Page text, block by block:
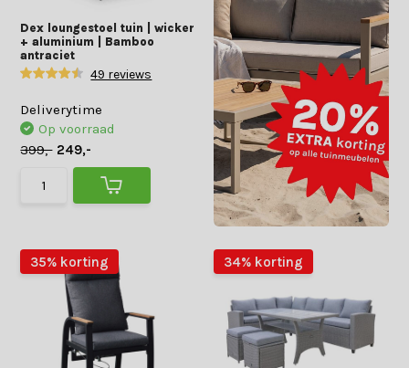
Dex loungestoel tuin | wicker
+ aluminium | Bamboo
antraciet
49 reviews
Deliverytime
Op voorraad
399,- 249,-
35% korting 34% korting